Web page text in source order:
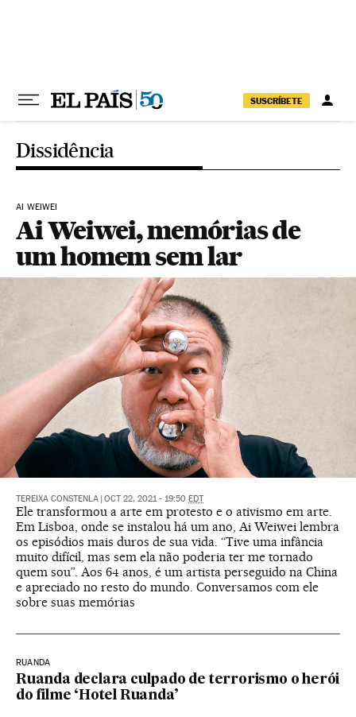
SUSCRÍBETE
Dissidência
AI WEIWEI
Ai Weiwei, memórias de
um homem sem lar
TEREIXA CONSTENLA OCT 22, 2021 - 19:50 EDT
Ele transformou a arte em protesto e o ativismo em arte.
Em Lisboa, onde se instalou há um ano, Ai Weiwei lembra
os episódios mais duros de sua vida. “Tive uma infância
muito difícil, mas sem ela não poderia ter me tornado
quem sou”. Aos 64 anos, é um artista perseguido na China
e apreciado no resto do mundo. Conversamos com ele
sobre suas memórias
RUANDA
Ruanda declara culpado de terrorismo o herói
do filme ‘Hotel Ruanda’